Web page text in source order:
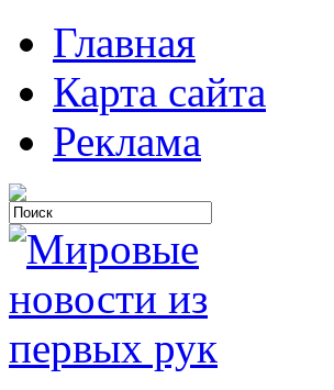
Главная
Карта сайта
Реклама